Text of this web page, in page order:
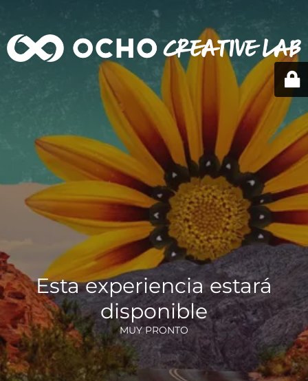
Esta experiencia estará
disponible
MUY PRONTO